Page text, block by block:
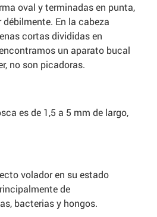
oval y terminadas en punta,
En la cabeza
cortas divididas en
un aparato bucal
no son picadoras.
es de 1,5 a 5 mm de largo,
volador en su estado
de
bacterias y hongos.